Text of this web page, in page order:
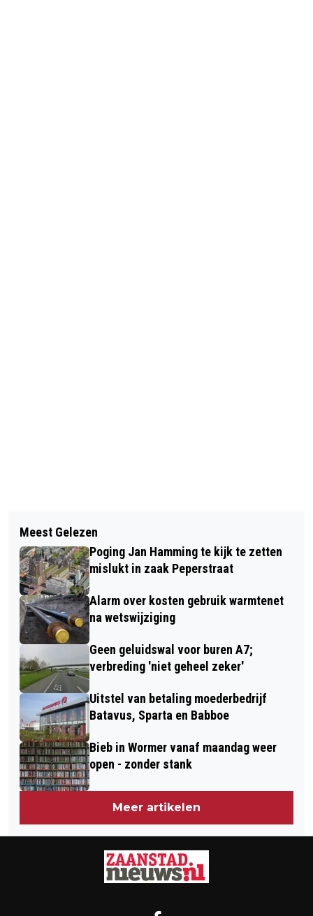
PLANNEN VOOR BEHOUDEN HAVEN NA
DE ZOMER IN DE RAAD
VERMISTE MAN UIT VELSEN NOORD
IN GOEDE GEZONDHEID TERECHT
Meest Gelezen
Poging Jan Hamming te kijk te zetten
mislukt in zaak Peperstraat
Alarm over kosten gebruik warmtenet
na wetswijziging
Geen geluidswal voor buren A7;
verbreding 'niet geheel zeker'
Uitstel van betaling moederbedrijf
Batavus, Sparta en Babboe
Bieb in Wormer vanaf maandag weer
open - zonder stank
Meer artikelen